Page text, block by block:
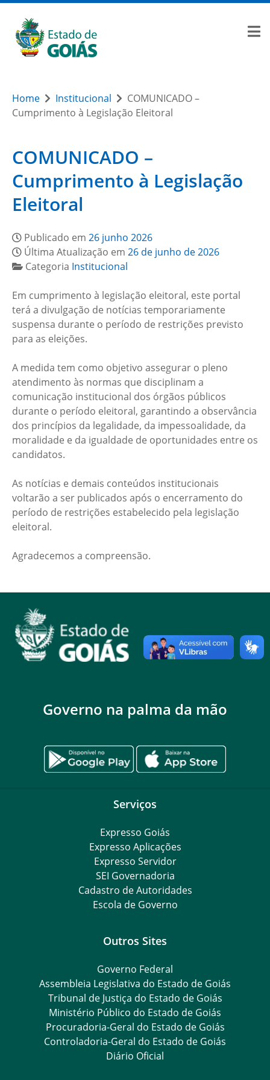
Home Institucional
COMUNICADO –
Cumprimento à Legislação Eleitoral
COMUNICADO –
Cumprimento à Legislação
Eleitoral
Publicado em 26 junho 2026
Última Atualização em 26 de junho de 2026
Categoria Institucional
Em cumprimento à legislação eleitoral, este portal
terá a divulgação de notícias temporariamente
suspensa durante o período de restrições previsto
para as eleições.
A medida tem como objetivo assegurar o pleno
atendimento às normas que disciplinam a
comunicação institucional dos órgãos públicos
durante o período eleitoral, garantindo a observância
dos princípios da legalidade, da impessoalidade, da
moralidade e da igualdade de oportunidades entre os
candidatos.
As notícias e demais conteúdos institucionais
voltarão a ser publicados após o encerramento do
período de restrições estabelecido pela legislação
eleitoral.
Agradecemos a compreensão.
Governo na palma da mão
Serviços
Expresso Goiás
Expresso Aplicações
Expresso Servidor
SEI Governadoria
Cadastro de Autoridades
Escola de Governo
Outros Sites
Governo Federal
Assembleia Legislativa do Estado de Goiás
Tribunal de Justiça do Estado de Goiás
Ministério Público do Estado de Goiás
Procuradoria-Geral do Estado de Goiás
Controladoria-Geral do Estado de Goiás
Diário Oficial